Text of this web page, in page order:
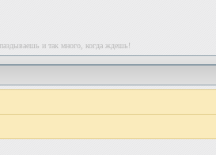
и так много, когда ждешь!